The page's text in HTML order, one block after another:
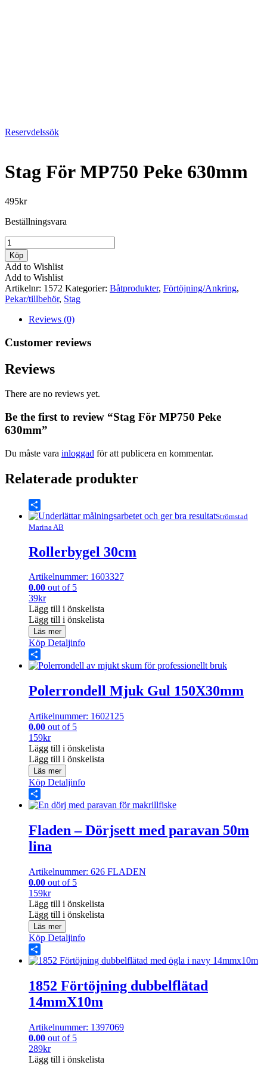
Reservdelssök
Stag För MP750 Peke 630mm
495kr
Beställningsvara
Stag
För
MP750
Peke
630mm
mängd
Köp
Add to Wishlist
Add to Wishlist
Artikelnr: 1572 Kategorier: Båtprodukter, Förtöjning/Ankring,
Pekar/tillbehör, Stag
Reviews (0)
Customer reviews
Reviews
There are no reviews yet.
Be the first to review “Stag För MP750 Peke
630mm”
Du måste vara inloggad för att publicera en kommentar.
Relaterade produkter
Share
Strömstad
Marina AB
Rollerbygel 30cm
Artikelnummer: 1603327
0.00 out of 5
39kr
Lägg till i önskelista
Lägg till i önskelista
Läs mer
Köp Detaljinfo
Share
Polerrondell Mjuk Gul 150X30mm
Artikelnummer: 1602125
0.00 out of 5
159kr
Lägg till i önskelista
Lägg till i önskelista
Läs mer
Köp Detaljinfo
Share
Fladen – Dörjsett med paravan 50m
lina
Artikelnummer: 626 FLADEN
0.00 out of 5
159kr
Lägg till i önskelista
Lägg till i önskelista
Läs mer
Köp Detaljinfo
Share
1852 Förtöjning dubbelflätad
14mmX10m
Artikelnummer: 1397069
0.00 out of 5
289kr
Lägg till i önskelista